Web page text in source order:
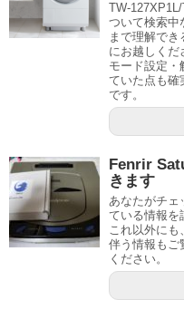
TW-
ついて検索中
まで理解でき
にお越しくだ
モード設定・
ていた点も確
です。
Fenrir
きます
あなたがチェ
ている情報を
これ以外にも
伴う情報もご
ください。